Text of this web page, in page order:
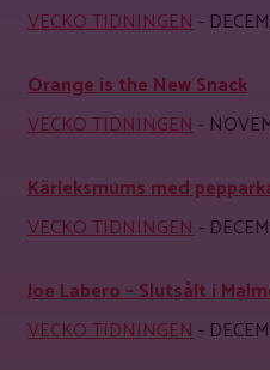
VECKO TIDNINGEN-
Orange is the New Snack
VECKO TIDNINGEN-
Kärleksmums med
VECKO TIDNINGEN-
Joe Labero – Slutsålt i
VECKO TIDNINGEN-